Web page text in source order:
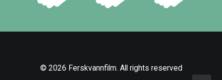
© 2026 Ferskvannfilm. All rights reserved